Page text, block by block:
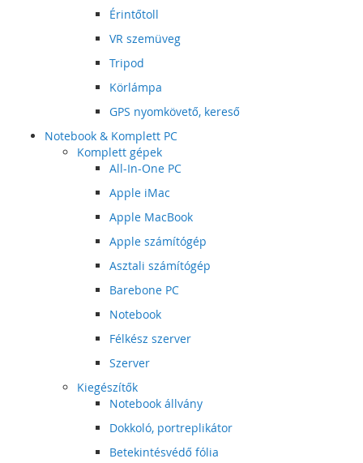
Érintőtoll
VR szemüveg
Tripod
Körlámpa
GPS nyomkövető, kereső
Notebook & Komplett PC
Komplett gépek
All-In-One PC
Apple iMac
Apple MacBook
Apple számítógép
Asztali számítógép
Barebone PC
Notebook
Félkész szerver
Szerver
Kiegészítők
Notebook állvány
Dokkoló, portreplikátor
Betekintésvédő fólia